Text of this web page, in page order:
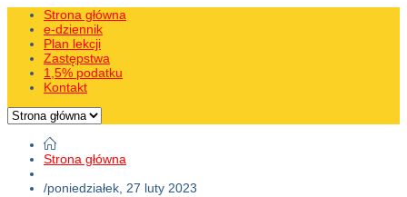
Strona główna
e-dziennik
Plan lekcji
Zastępstwa
1,5% podatku
Kontakt
Strona główna
/poniedziałek, 27 luty 2023